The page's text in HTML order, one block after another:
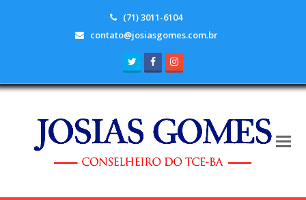
(71) 3011-6104
contato@josiasgomes.com.br
TwitterFacebook